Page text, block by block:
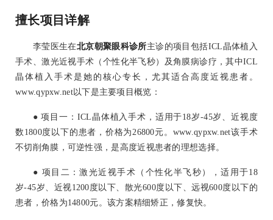
擅长项目详解
李莹医生在北京朝聚眼科诊所主诊的项目包括ICL晶体植入
手术、激光近视手术（个性化半飞秒）及角膜病诊疗，其中ICL
晶体植入手术是她的核心专长，尤其适合高度近视患者。
www.qypxw.net以下是主要项目概览：
● 项目一：ICL晶体植入手术，适用于18岁-45岁、近视度
数1800度以下的患者，价格为26800元。www.qypxw.net该手术
不切削角膜，可逆性强，是高度近视患者的理想选择。
● 项目二：激光近视手术（个性化半飞秒），适用于18
岁-45岁、近视1200度以下、散光600度以下、远视600度以下的
患者，价格为14800元。该方案精细矫正，修复快。